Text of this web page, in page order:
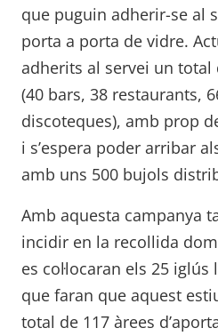
que puguin adherir-se al
porta a porta de vidre.
adherits al servei un total
(40 bars, 38 restaurants,
discoteques), amb prop
i s’espera poder arribar
amb uns 500 bujols
Amb aquesta campanya
incidir en la recollida
es col·locaran els 25
que faran que aquest
total de 117 àrees